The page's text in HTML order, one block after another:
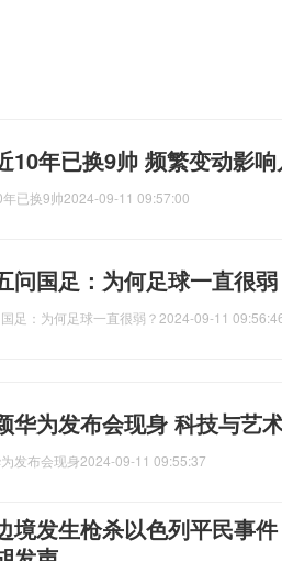
10年已换9帅 频繁变动影响
已换9帅2024-09-11 09:57:00
问国足：为何足球一直很
足：为何足球一直很弱？ 2024-09-11
华为发布会现身 科技与艺
发布会现身2024-09-11 09:55:37
境发生枪杀以色列平民事